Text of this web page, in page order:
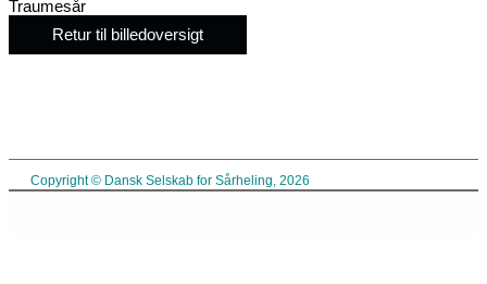
Traumesår
Retur til billedoversigt
Copyright © Dansk Selskab for Sårheling, 2026